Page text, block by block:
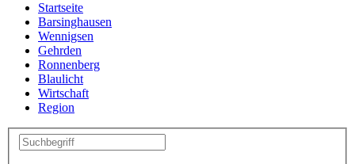
Startseite
Barsinghausen
Wennigsen
Gehrden
Ronnenberg
Blaulicht
Wirtschaft
Region